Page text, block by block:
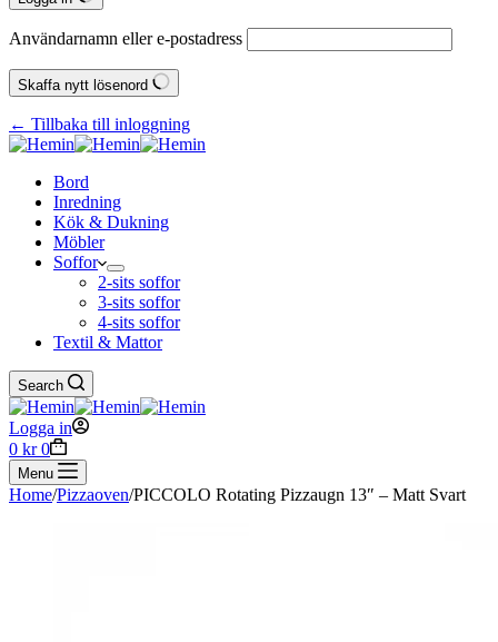
Användarnamn eller e‑postadress
Skaffa nytt lösenord
← Tillbaka till inloggning
Bord
Inredning
Kök & Dukning
Möbler
Soffor
2-sits soffor
3-sits soffor
4-sits soffor
Textil & Mattor
Search
Logga in
Shopping
cart
0 kr 0
Menu
Home/Pizzaoven/PICCOLO Rotating Pizzaugn 13″ – Matt Svart